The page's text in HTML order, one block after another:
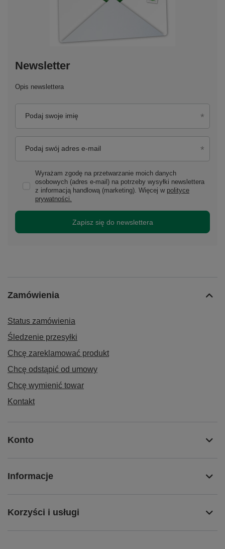
Newsletter
Opis newslettera
Podaj swoje imię
Podaj swój adres e-mail
Wyrażam zgodę na przetwarzanie moich danych
osobowych (adres e-mail) na potrzeby wysyłki newslettera
z informacją handlową (marketing). Więcej w polityce
prywatności.
Zapisz się do newslettera
Zamówienia
Status zamówienia
Śledzenie przesyłki
Chcę zareklamować produkt
Chcę odstąpić od umowy
Chcę wymienić towar
Kontakt
Konto
Informacje
Korzyści i usługi